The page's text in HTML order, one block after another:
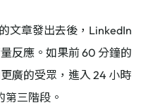
文章發出去後，LinkedIn
反應。如果前 60 分鐘的
廣的受眾，進入 24 小時
第三階段。